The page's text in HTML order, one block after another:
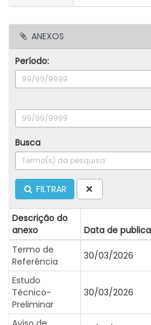
ANEXOS
Período:
Busca
FILTRAR
Descrição do
anexo
Data de
Termo de
Referência
30/03/2026
Estudo
Técnico-
Preliminar
30/03/2026